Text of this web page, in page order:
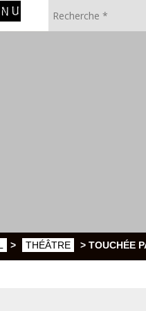
> THÉÂTRE > TOUCHÉE